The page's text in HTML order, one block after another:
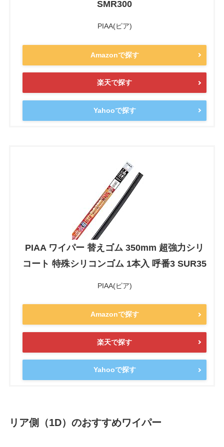
SMR300
PIAA(ピア)
Amazonで探す
楽天で探す
Yahooで探す
PIAA ワイパー 替えゴム 350mm 超強力シリ
コート 特殊シリコンゴム 1本入 呼番3 SUR35
PIAA(ピア)
Amazonで探す
楽天で探す
Yahooで探す
リア側（1D）のおすすめワイパー